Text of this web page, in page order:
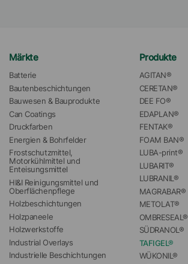
Märkte
Batterie
Bautenbeschichtungen
Bauwesen & Bauprodukte
Can Coatings
Druckfarben
Energien & Bohrfelder
Frostschutzmittel,
Motorkühlmittel und
Enteisungsmittel
HI&I Reinigungsmittel und
Oberflächenpflege
Holzbeschichtungen
Holzpaneele
Holzwerkstoffe
Industrial Overlays
Industrielle Beschichtungen
Produkte
AGITAN®
CERETAN®
DEE FO®
EDAPLAN®
FENTAK®
FOAM BAN®
LUBA-print®
LUBARIT®
LUBRANIL®
MAGRABAR®
METOLAT®
OMBRESEAL®
SÜDRANOL®
TAFIGEL®
WÜKONIL®